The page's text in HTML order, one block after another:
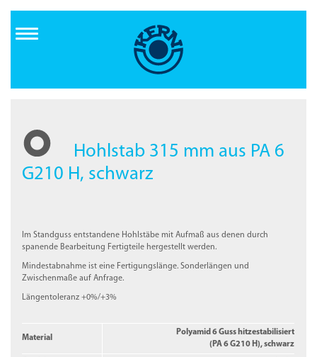
Inhalt
Hohlstab 315 mm aus PA 6
G210 H, schwarz
Im Standguss entstandene Hohlstäbe mit Aufmaß aus denen durch
spanende Bearbeitung Fertigteile hergestellt werden.
Mindestabnahme ist eine Fertigungslänge. Sonderlängen und
Zwischenmaße auf Anfrage.
Längentoleranz +0%/+3%
Material
Polyamid 6 Guss hitzestabilisiert
(PA 6 G210 H), schwarz